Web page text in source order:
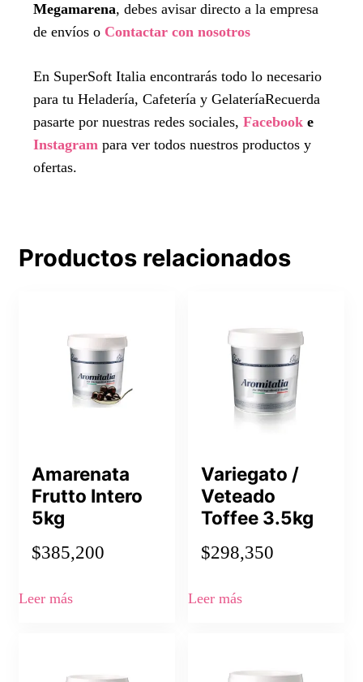
Megamarena, debes avisar directo a la empresa
de envíos o Contactar con nosotros
En SuperSoft Italia encontrarás todo lo necesario
para tu Heladería, Cafetería y GelateríaRecuerda
pasarte por nuestras redes sociales, Facebook e
Instagram para ver todos nuestros productos y
ofertas.
Productos relacionados
Amarenata
Frutto Intero
5kg
$385,200
Leer más
Variegato /
Veteado
Toffee 3.5kg
$298,350
Leer más